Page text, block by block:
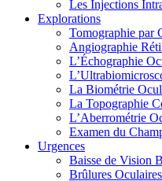
Les Injections
Explorations
Tomographie par
Angiographie
L’Échographie
La Biométrie
La Topographie
L’Aberrométrie
Examen du
Urgences
Baisse de Vision
Brûlures Oculaires